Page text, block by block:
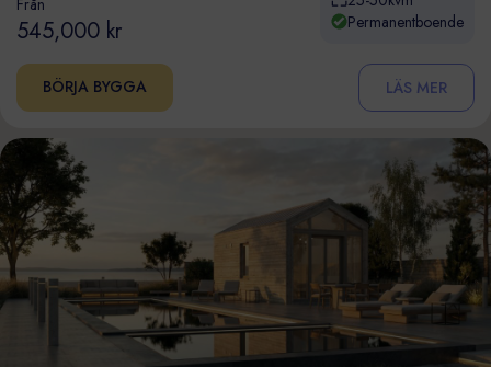
545,000 kr
Permanentboende
BÖRJA BYGGA LÄS MER